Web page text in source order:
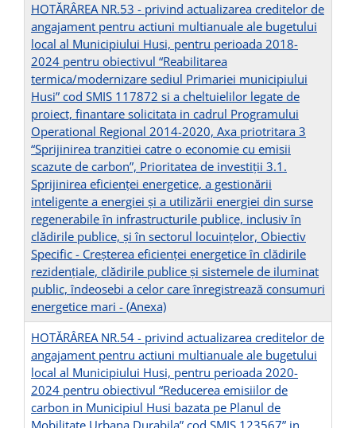
HOTĂRÂREA NR.53 - privind actualizarea creditelor de
angajament pentru actiuni multianuale ale bugetului
local al Municipiului Husi, pentru perioada 2018-
2024 pentru obiectivul “Reabilitarea
termica/modernizare sediul Primariei municipiului
Husi” cod SMIS 117872 si a cheltuielilor legate de
proiect, finantare solicitata in cadrul Programului
Operational Regional 2014-2020, Axa priotritara 3
“Sprijinirea tranzitiei catre o economie cu emisii
scazute de carbon”, Prioritatea de investiţii 3.1.
Sprijinirea eficienței energetice, a gestionării
inteligente a energiei și a utilizării energiei din surse
regenerabile în infrastructurile publice, inclusiv în
clădirile publice, și în sectorul locuințelor, Obiectiv
Specific - Creșterea eficienței energetice în clădirile
rezidențiale, clădirile publice și sistemele de iluminat
public, îndeosebi a celor care înregistrează consumuri
energetice mari - (Anexa)
HOTĂRÂREA NR.54 - privind actualizarea creditelor de
angajament pentru actiuni multianuale ale bugetului
local al Municipiului Husi, pentru perioada 2020-
2024 pentru obiectivul “Reducerea emisiilor de
carbon in Municipiul Husi bazata pe Planul de